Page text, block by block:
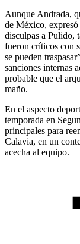
Aunque Andrada,
de México,
disculpas a Pulido,
fueron críticos con
se pueden
sanciones internas
probable que el
maño.
En el aspecto
temporada en
principales para
Calavia, en un
acecha al equipo.